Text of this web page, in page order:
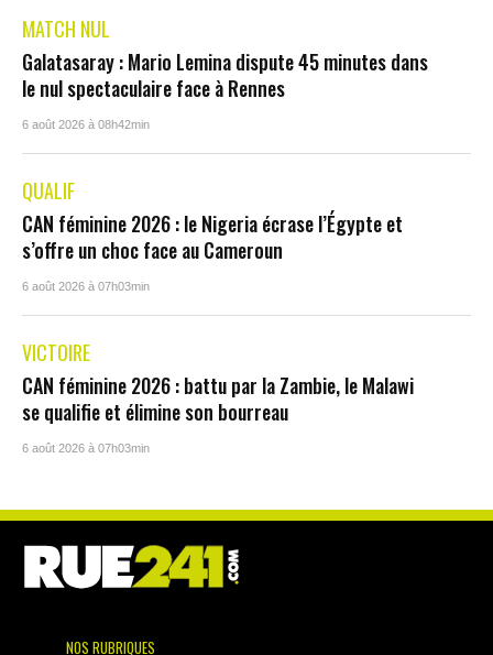
MATCH NUL
Galatasaray : Mario Lemina dispute 45 minutes dans
le nul spectaculaire face à Rennes
6 août 2026 à 08h42min
QUALIF
CAN féminine 2026 : le Nigeria écrase l’Égypte et
s’offre un choc face au Cameroun
6 août 2026 à 07h03min
VICTOIRE
CAN féminine 2026 : battu par la Zambie, le Malawi
se qualifie et élimine son bourreau
6 août 2026 à 07h03min
NOS RUBRIQUES